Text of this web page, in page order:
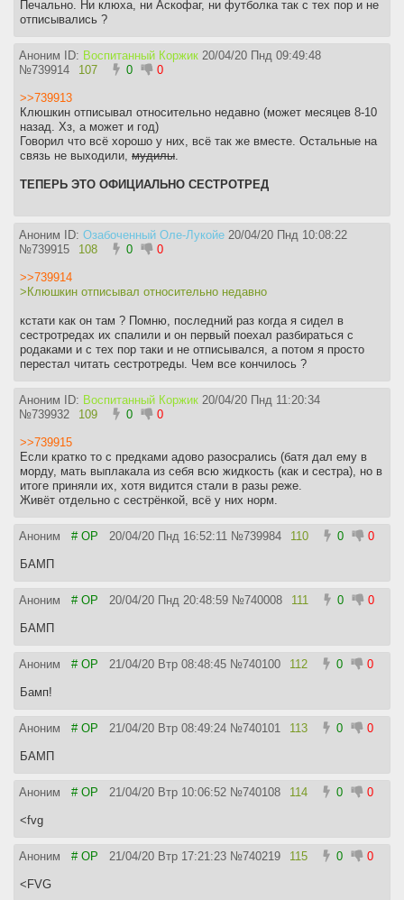
Печально. Ни клюха, ни Аскофаг, ни футболка так с тех пор и не
отписывались ?
Аноним ID: Воспитанный Коржик 20/04/20 Пнд 09:49:48
№739914 107 0 0
>>739913
Клюшкин отписывал относительно недавно (может месяцев 8-10
назад. Хз, а может и год)
Говорил что всё хорошо у них, всё так же вместе. Остальные на
связь не выходили, мудилы.
ТЕПЕРЬ ЭТО ОФИЦИАЛЬНО СЕСТРОТРЕД
Аноним ID: Озабоченный Оле-Лукойе 20/04/20 Пнд 10:08:22
№739915 108 0 0
>>739914
>Клюшкин отписывал относительно недавно
кстати как он там ? Помню, последний раз когда я сидел в
сестротредах их спалили и он первый поехал разбираться с
родаками и с тех пор таки и не отписывался, а потом я просто
перестал читать сестротреды. Чем все кончилось ?
Аноним ID: Воспитанный Коржик 20/04/20 Пнд 11:20:34
№739932 109 0 0
>>739915
Если кратко то с предками адово разосрались (батя дал ему в
морду, мать выплакала из себя всю жидкость (как и сестра), но в
итоге приняли их, хотя видится стали в разы реже.
Живёт отдельно с сестрёнкой, всё у них норм.
Аноним # OP 20/04/20 Пнд 16:52:11 №739984 110 0 0
БАМП
Аноним # OP 20/04/20 Пнд 20:48:59 №740008 111 0 0
БАМП
Аноним # OP 21/04/20 Втр 08:48:45 №740100 112 0 0
Бамп!
Аноним # OP 21/04/20 Втр 08:49:24 №740101 113 0 0
БАМП
Аноним # OP 21/04/20 Втр 10:06:52 №740108 114 0 0
<fvg
Аноним # OP 21/04/20 Втр 17:21:23 №740219 115 0 0
<FVG